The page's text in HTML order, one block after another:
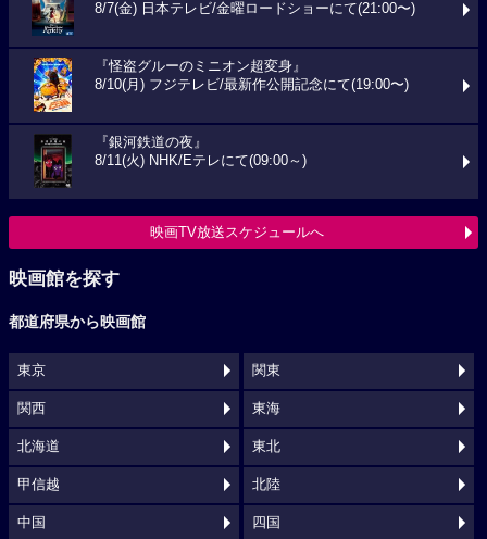
8/7(金) 日本テレビ/金曜ロードショーにて(21:00〜)
『怪盗グルーのミニオン超変身』
8/10(月) フジテレビ/最新作公開記念にて(19:00〜)
『銀河鉄道の夜』
8/11(火) NHK/Eテレにて(09:00～)
映画TV放送スケジュールへ
映画館を探す
都道府県から映画館
東京 関東
関西 東海
北海道 東北
甲信越 北陸
中国 四国